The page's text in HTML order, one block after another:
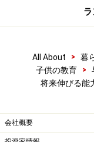
All About > 暮
子供の教育
>
将来伸びる能
会社概要